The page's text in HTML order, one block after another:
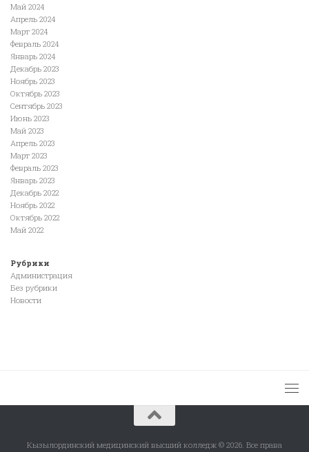
Май 2024
Апрель 2024
Март 2024
Февраль 2024
Январь 2024
Декабрь 2023
Ноябрь 2023
Октябрь 2023
Сентябрь 2023
Июнь 2023
Май 2023
Апрель 2023
Март 2023
Февраль 2023
Январь 2023
Декабрь 2022
Ноябрь 2022
Октябрь 2022
Май 2022
Рубрики
Администрация
Без рубрики
Новости
Кызылординский медицинский высший колледж © 2026. Все права